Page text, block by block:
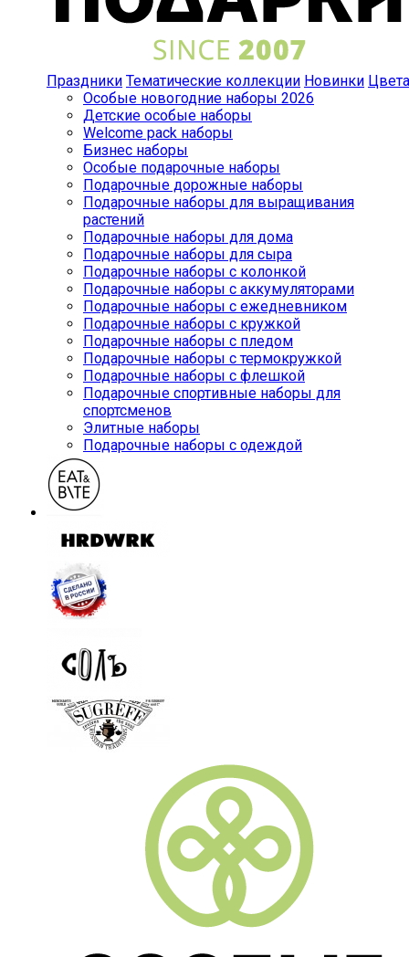
Праздники Тематические коллекции Новинки Цвета
Особые новогодние наборы 2026
Детские особые наборы
Welcome pack наборы
Бизнес наборы
Особые подарочные наборы
Подарочные дорожные наборы
Подарочные наборы для выращивания
растений
Подарочные наборы для дома
Подарочные наборы для сыра
Подарочные наборы с колонкой
Подарочные наборы с аккумуляторами
Подарочные наборы с ежедневником
Подарочные наборы с кружкой
Подарочные наборы с пледом
Подарочные наборы с термокружкой
Подарочные наборы с флешкой
Подарочные спортивные наборы для
спортсменов
Элитные наборы
Подарочные наборы с одеждой